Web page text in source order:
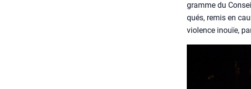
gramme du
qués, remis en
vio­lence inouïe,